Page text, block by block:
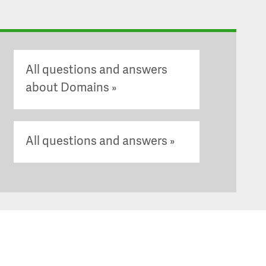
All questions and answers
about Domains
All questions and answers